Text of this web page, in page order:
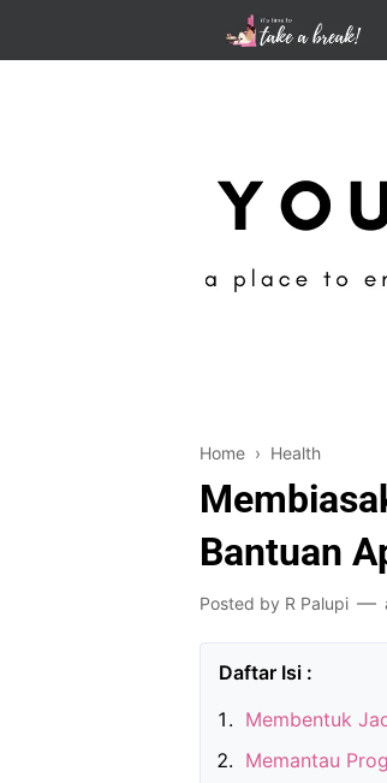
Home › Health
Bantuan
Posted by R Palupi
Membentuk
Memantau